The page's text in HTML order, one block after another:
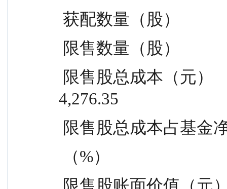
获配数量（股）
限售数量（股）
4,276.35
限售股总成本占基金
（%）